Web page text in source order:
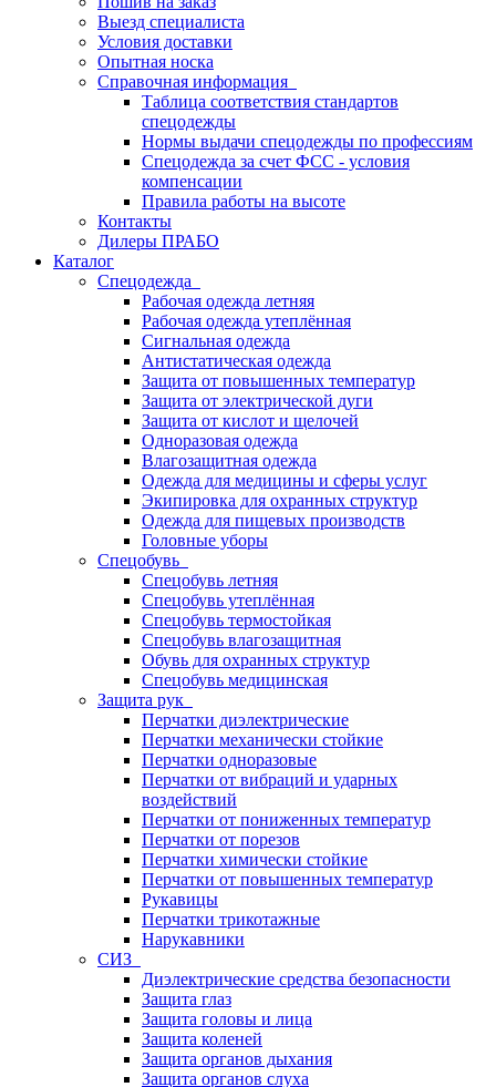
Выезд специалиста
Условия доставки
Опытная носка
Справочная информация
Таблица соответствия стандартов
спецодежды
Нормы выдачи спецодежды по профессиям
Спецодежда за счет ФСС - условия
компенсации
Правила работы на высоте
Контакты
Дилеры ПРАБО
Каталог
Спецодежда
Рабочая одежда летняя
Рабочая одежда утеплённая
Сигнальная одежда
Антистатическая одежда
Защита от повышенных температур
Защита от электрической дуги
Защита от кислот и щелочей
Одноразовая одежда
Влагозащитная одежда
Одежда для медицины и сферы услуг
Экипировка для охранных структур
Одежда для пищевых производств
Головные уборы
Спецобувь
Спецобувь летняя
Спецобувь утеплённая
Спецобувь термостойкая
Спецобувь влагозащитная
Обувь для охранных структур
Спецобувь медицинская
Защита рук
Перчатки диэлектрические
Перчатки механически стойкие
Перчатки одноразовые
Перчатки от вибраций и ударных
воздействий
Перчатки от пониженных температур
Перчатки от порезов
Перчатки химически стойкие
Перчатки от повышенных температур
Рукавицы
Перчатки трикотажные
Нарукавники
СИЗ
Диэлектрические средства безопасности
Защита глаз
Защита головы и лица
Защита коленей
Защита органов дыхания
Защита органов слуха